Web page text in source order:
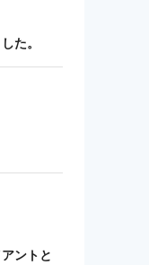
た。
ントと